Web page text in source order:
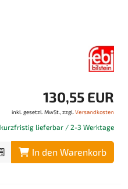
130,55 EUR
inkl. gesetzl. MwSt., zzgl. Versandkosten
kurzfristig lieferbar / 2-3 Werktage
In den Warenkorb